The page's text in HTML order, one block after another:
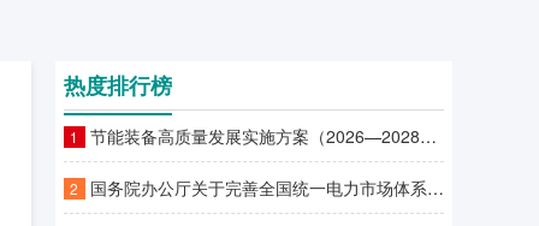
热度排行榜
1 节能装备高质量发展实施方案（2026—2028年）
2 国务院办公厅关于完善全国统一电力市场体系的实施意见